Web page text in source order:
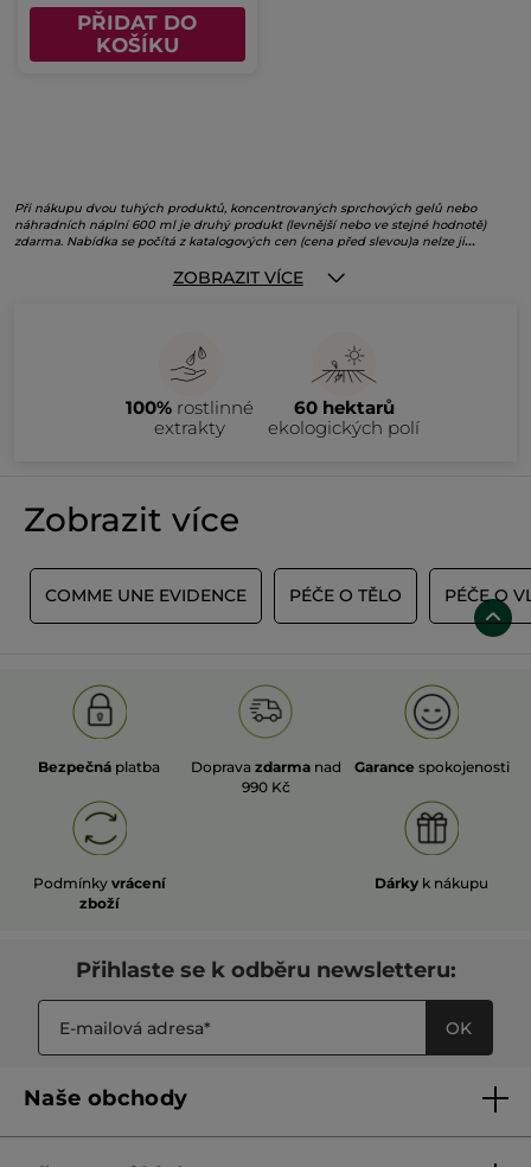
PŘIDAT DO
KOŠÍKU
Při nákupu dvou tuhých produktů, koncentrovaných sprchových gelů nebo
náhradních náplní 600 ml je druhý produkt (levnější nebo ve stejné hodnotě)
zdarma. Nabídka se počítá z katalogových cen (cena před slevou)a nelze ji
outlet. Nabídku lze uplatnit na e-shopu www.yves-rocher.cz, v mobilní aplikaci
ZOBRAZIT VÍCE
100% rostlinné
extrakty
60 hektarů
ekologických polí
Zobrazit více
COMME UNE EVIDENCE PÉČE O TĚLO PÉČE O
Bezpečná platba Doprava zdarma nad
990 Kč
Garance spokojenosti
Podmínky vrácení
zboží
Dárky k nákupu
Přihlaste se k odběru newsletteru:
OK
Naše obchody